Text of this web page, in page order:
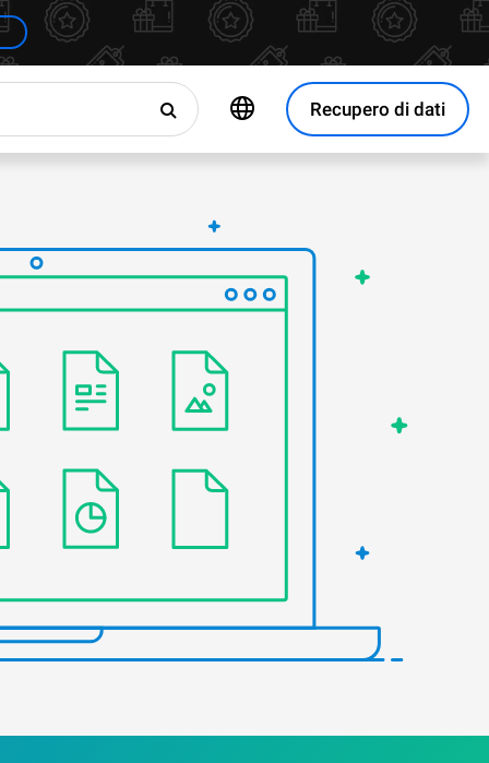
Recupero di dati